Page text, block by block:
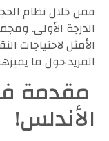
فمن خلال نظام
الدرجة الأولى.
الأمثل لاحتياجات
المزيد حول ما
مقدمة
الأندلس!